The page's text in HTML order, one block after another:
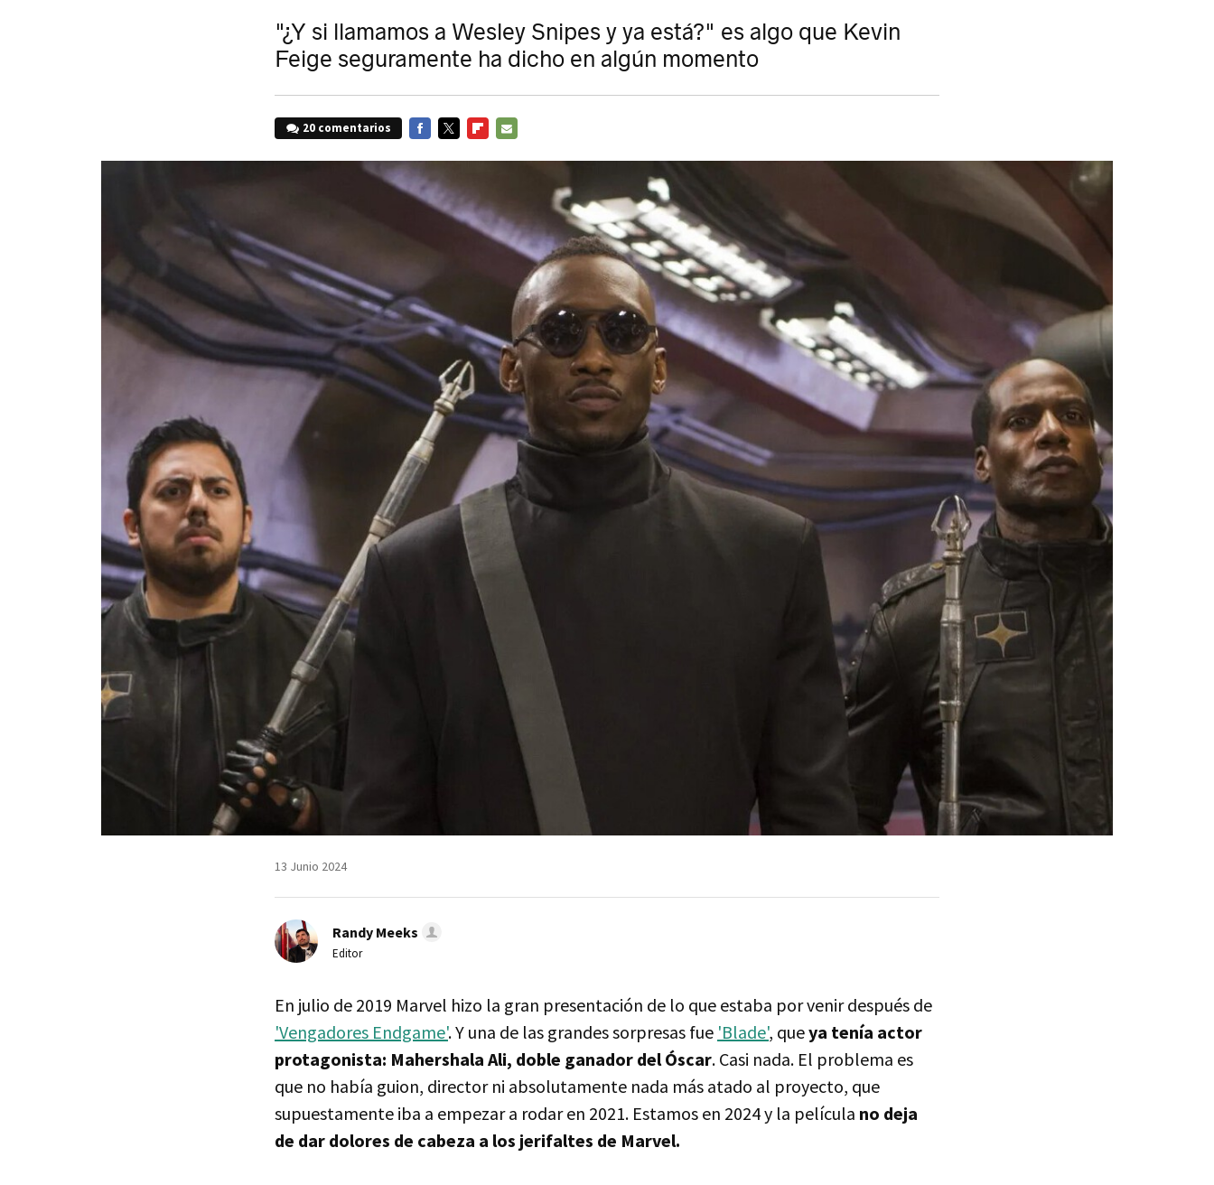
"¿Y si llamamos a Wesley Snipes y ya está?" es algo que Kevin
Feige seguramente ha dicho en algún momento
20 comentarios
13 Junio 2024
Randy Meeks
Editor
En julio de 2019 Marvel hizo la gran presentación de lo que estaba por venir después de
'Vengadores Endgame'. Y una de las grandes sorpresas fue 'Blade', queya tenía actor
protagonista: Mahershala Ali, doble ganador del Óscar. Casi nada. El problema es
que no había guion, director ni absolutamente nada más atado al proyecto, que
supuestamente iba a empezar a rodar en 2021. Estamos en 2024 y la película no deja
de dar dolores de cabeza a los jerifaltes de Marvel.